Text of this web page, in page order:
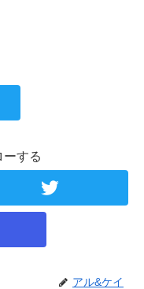
ーする
アル&ケイ